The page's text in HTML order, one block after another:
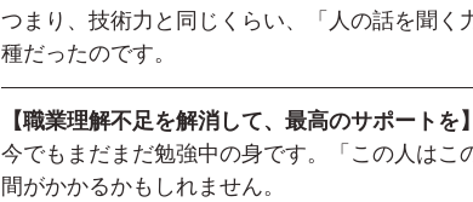
つまり、技術力と同じくらい、「人の話を聞
種だったのです。
【職業理解不足を解消して、最高のサポートを】
今でもまだまだ勉強中の身です。「この人は
間がかかるかもしれません。